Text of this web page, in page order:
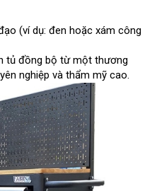
(ví dụ: đen hoặc xám công
tủ đồng bộ từ một thương
nghiệp và thẩm mỹ cao.